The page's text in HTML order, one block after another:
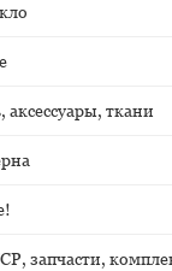
ткани
запчасти,